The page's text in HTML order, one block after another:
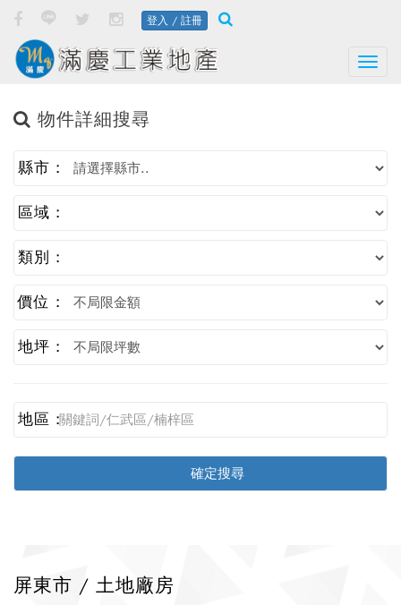
登入 / 註冊
物件詳細搜尋
縣市 :
區域 :
類別 :
價位 :
地坪 :
地區 :
屏東市 / 土地廠房